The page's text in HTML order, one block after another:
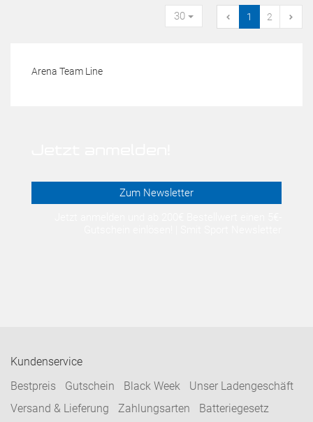
30 1 2
Arena Team Line
Zum Newsletter
Kundenservice
Bestpreis
Gutschein Black Week
Unser Ladengeschäft
Versand & Lieferung
Zahlungsarten
Batteriegesetz